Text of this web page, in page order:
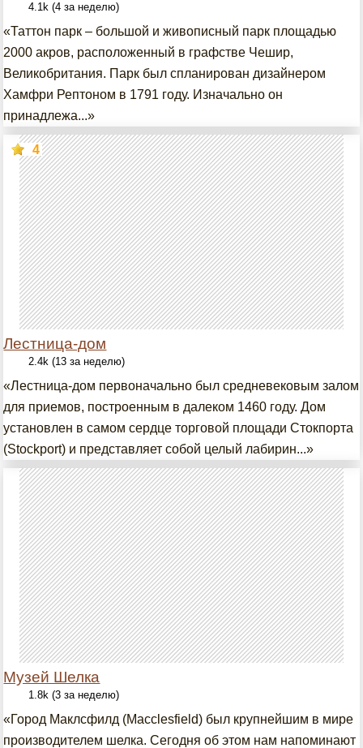
4.1k (4 за неделю)
«Таттон парк – большой и живописный парк площадью
2000 акров, расположенный в графстве Чешир,
Великобритания. Парк был спланирован дизайнером
Хамфри Рептоном в 1791 году. Изначально он
принадлежа...»
Лестница-дом
4
2.4k (13 за неделю)
«Лестница-дом первоначально был средневековым залом
для приемов, построенным в далеком 1460 году. Дом
установлен в самом сердце торговой площади Стокпорта
(Stockport) и представляет собой целый лабирин...»
Музей Шелка
1.8k (3 за неделю)
«Город Маклсфилд (Macclesfield) был крупнейшим в мире
производителем шелка. Сегодня об этом нам напоминают